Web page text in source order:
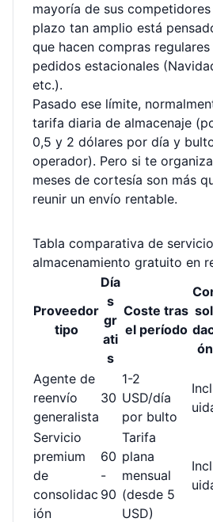
mayoría de sus
plazo tan amplio está
que hacen compras
pedidos estacionales
etc.).
Pasado ese límite,
tarifa diaria de almacenaje
0,5 y 2 dólares por día y
operador). Pero si te
meses de cortesía son más
reunir un envío rentable.
Tabla comparativa de
almacenamiento gratuito en
Proveedor
tipo
Día
s
gr
ati
s
Coste tras
el período
ón
Agente de
reenvío
generalista
30
1-2
USD/día
por bulto
Incl
Servicio
premium
de
consolidac
ión
60
-
90
Tarifa
plana
mensual
(desde 5
USD)
Incl